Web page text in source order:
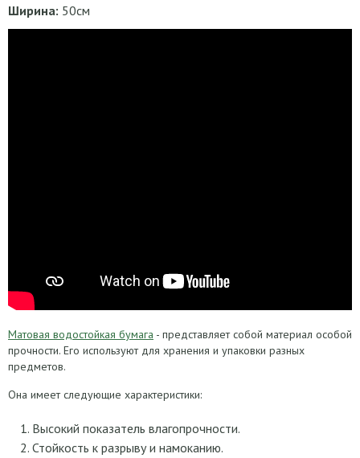
Ширина: 50см
Матовая водостойкая бумага - представляет собой материал особой
прочности. Его используют для хранения и упаковки разных
предметов.
Она имеет следующие характеристики:
Высокий показатель влагопрочности.
Стойкость к разрыву и намоканию.